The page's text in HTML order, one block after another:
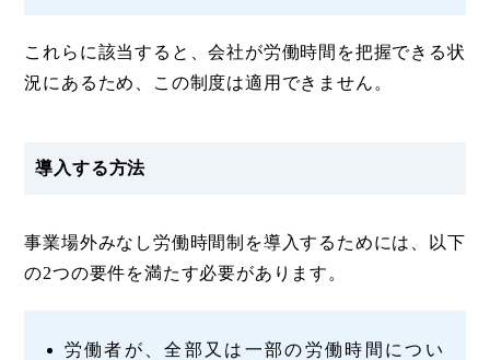
これらに該当すると、会社が労働時間を把握できる状
況にあるため、この制度は適用できません。
導入する方法
事業場外みなし労働時間制を導入するためには、以下
の2つの要件を満たす必要があります。
労働者が、全部又は一部の労働時間につい